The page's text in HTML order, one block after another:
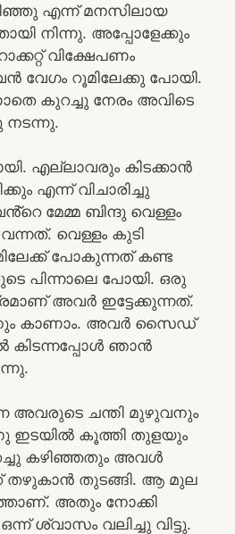
എന്ന് മനസിലായ
നിന്നു. അപ്പോളേക്കും
വിക്ഷേപണം
വേഗം റൂമിലേക്കു പോയി.
കുറച്ചു നേരം അവിടെ
എല്ലാവരും കിടക്കാൻ
എന്ന് വിചാരിച്ചു
മേമ്മ ബിന്ദു വെള്ളം
വെള്ളം കുടി
പോകുന്നത് കണ്ട
പിന്നാലെ പോയി. ഒരു
അവർ ഇട്ടേക്കുന്നത്.
കാണാം. അവർ സൈഡ്
ഞാൻ
അവരുടെ ചന്തി മുഴുവനും
ഇടയിൽ കൂത്തി തുളയും
കഴിഞ്ഞതും അവൾ
തഴുകാൻ തുടങ്ങി. ആ മുല
അതും നോക്കി
ശ്വാസം വലിച്ചു വിട്ടു.